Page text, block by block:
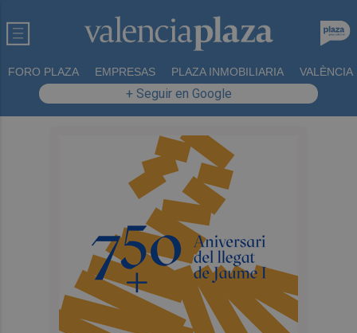
FORO PLAZA EMPRESAS PLAZA INMOBILIARIA VALÈNCIA
+ Seguir en Google